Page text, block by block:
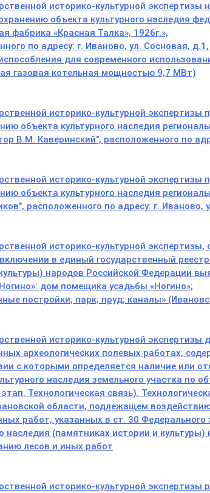
историко-культурной
объекта культурного наследия
фабрика «Красная Талка», 1926г.»,
по адресу: г. Иваново, ул. Сосновая, д.1,
для современного
газовая котельная мощностью 9,7 МВт)
историко-культурной
объекта культурного наследия
В.М. Каверинский", расположенного по
историко-культурной
объекта культурного наследия
расположенного по адресу: г. Иваново,
историко-культурной
в единый государственный
народов Российской Федерации
дом помещика усадьбы «Ногино»;
постройки; парк; пруд; каналы»
историко-культурной
археологических полевых работах,
с которыми определяется наличие или
наследия земельного участка по
Технологическая связь).
области, подлежащем
работ, указанных в ст. 30
наследия (памятниках истории и
лесов и иных работ
историко-культурной